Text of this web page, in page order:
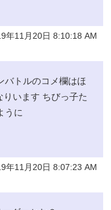
年11月20日 8:10:18 AM
バトルのコメ欄はほ
います ちびっ子た
うに
年11月20日 8:07:23 AM